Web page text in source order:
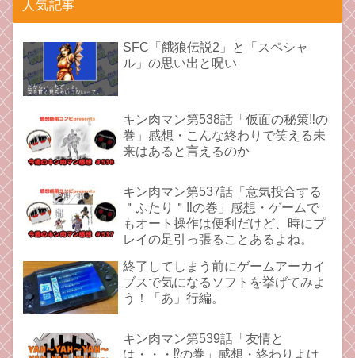
人気記事
SFC「餓狼伝説2」と「スペシャ
ル」の思い出と呪い
キン肉マン第538話「仮面の秘策‼︎の
巻」感想・こんな終わりで笑える未
来はあると言えるのか
キン肉マン第537話「意気投合する
＂ふたり＂‼︎の巻」感想・ゲームで
もオート操作は便利だけど、時にプ
レイの足引っ張ることあるよね。
終了してしまう前にゲームアーカイ
ブスで気になるソフトを挙げてみよ
う！「あ」行編。
キン肉マン第539話「友情と
は・・・⁉︎の巻」感想・終わりよけ